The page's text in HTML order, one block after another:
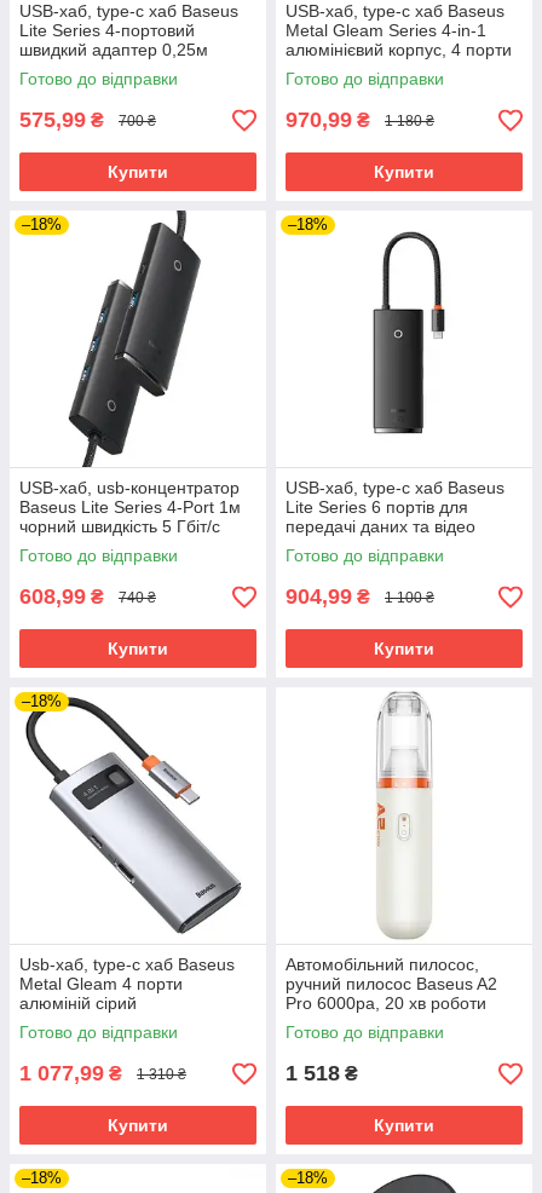
USB-хаб, type-c хаб Baseus
Lite Series 4-портовий
швидкий адаптер 0,25м
чорний
Готово до відправки
575,99 ₴ 700 ₴
Купити
USB-хаб, type-c хаб Baseus
Metal Gleam Series 4-in-1
алюмінієвий корпус, 4 порти
USB 3.0 + RJ45
Готово до відправки
970,99 ₴ 1 180 ₴
Купити
–18%
USB-хаб, usb-концентратор
Baseus Lite Series 4-Port 1м
чорний швидкість 5 Гбіт/с
Готово до відправки
608,99 ₴ 740 ₴
Купити
–18%
USB-хаб, type-c хаб Baseus
Lite Series 6 портів для
передачі даних та відео
Готово до відправки
904,99 ₴ 1 100 ₴
Купити
–18%
Usb-хаб, type-c хаб Baseus
Metal Gleam 4 порти
алюміній сірий
Готово до відправки
1 077,99 ₴ 1 310 ₴
Купити
Автомобільний пилосос,
ручний пилосос Baseus A2
Pro 6000pa, 20 хв роботи
Готово до відправки
1 518 ₴
Купити
–18% –18%